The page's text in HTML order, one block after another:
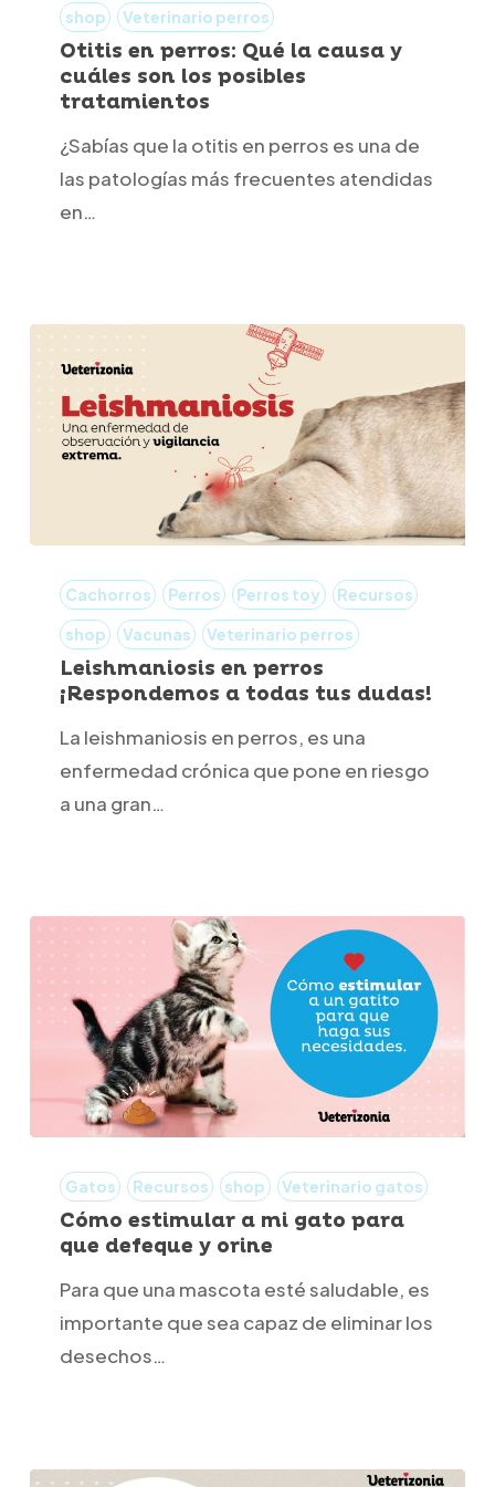
perros:
Qué
causa
cuáles
son
shop Veterinario perros
Otitis en perros: Qué la causa y
cuáles son los posibles
tratamientos
¿Sabías que la otitis en perros es una de
las patologías más frecuentes atendidas
en…
perros
¡Respondemos
todas
Cachorros Perros Perros toy
Recursos
shop
Vacunas Veterinario perros
Leishmaniosis en perros
¡Respondemos a todas tus dudas!
La leishmaniosis en perros, es una
enfermedad crónica que pone en riesgo
a una gran…
estimular
gato
para
que
Gatos Recursos shop Veterinario gatos
Cómo estimular a mi gato para
que defeque y orine
Para que una mascota esté saludable, es
importante que sea capaz de eliminar los
desechos…